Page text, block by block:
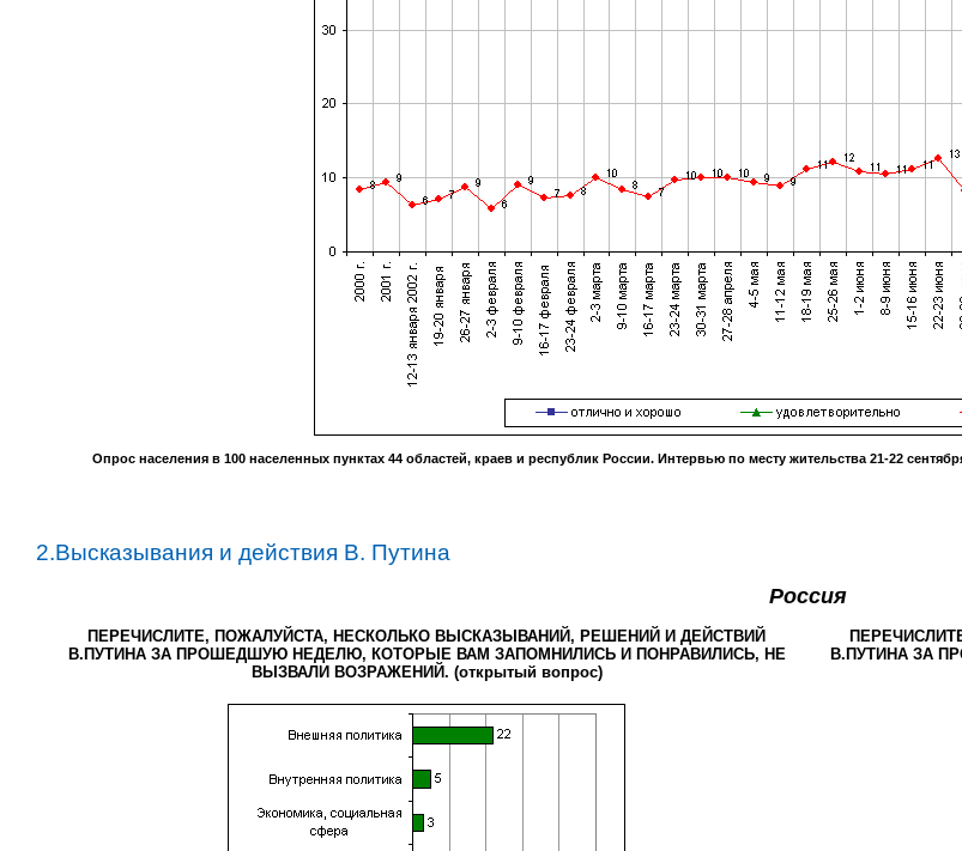
Опрос населения в 100 населенных пунктах 44 областей, краев и республик России. Интервью по месту жительства 21-22
2.Высказывания и действия В. Путина
Россия
ПЕРЕЧИСЛИТЕ, ПОЖАЛУЙСТА, НЕСКОЛЬКО ВЫСКАЗЫВАНИЙ, РЕШЕНИЙ И ДЕЙСТВИЙ
В.ПУТИНА ЗА ПРОШЕДШУЮ НЕДЕЛЮ, КОТОРЫЕ ВАМ ЗАПОМНИЛИСЬ И ПОНРАВИЛИСЬ, НЕ
ВЫЗВАЛИ ВОЗРАЖЕНИЙ. (открытый вопрос)
В.ПУТИНА ЗА